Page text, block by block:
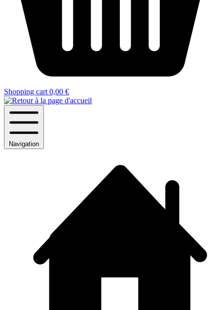
Shopping cart 0,00 €
Navigation